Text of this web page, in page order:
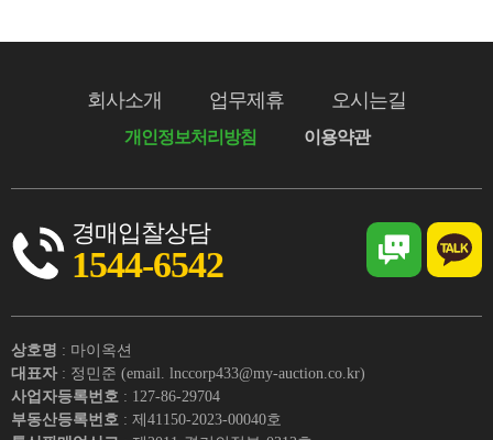
회사소개 업무제휴 오시는길
개인정보처리방침 이용약관
경매입찰상담
1544-6542
상호명 : 마이옥션
대표자 : 정민준 (email. lnccorp433@my-auction.co.kr)
사업자등록번호 : 127-86-29704
부동산등록번호 : 제41150-2023-00040호